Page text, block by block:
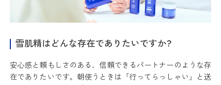
雪肌精はどんな存在でありたいですか?
安心感と頼もしさのある、信頼できるパートナーのような存
在でありたいです。朝使うときは「行ってらっしゃい」と送